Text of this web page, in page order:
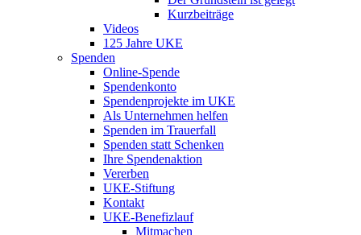
Kurzbeiträge
Videos
125 Jahre UKE
Spenden
Online-Spende
Spendenkonto
Spendenprojekte im UKE
Als Unternehmen helfen
Spenden im Trauerfall
Spenden statt Schenken
Ihre Spendenaktion
Vererben
UKE-Stiftung
Kontakt
UKE-Benefizlauf
Mitmachen